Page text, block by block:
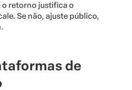
o retorno justifica o
Se não, ajuste público,
de